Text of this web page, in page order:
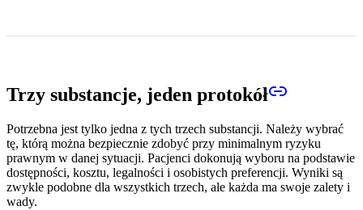
Trzy substancje, jeden protokół
Potrzebna jest tylko jedna z tych trzech substancji. Należy wybrać
tę, którą można bezpiecznie zdobyć przy minimalnym ryzyku
prawnym w danej sytuacji. Pacjenci dokonują wyboru na podstawie
dostępności, kosztu, legalności i osobistych preferencji. Wyniki są
zwykle podobne dla wszystkich trzech, ale każda ma swoje zalety i
wady.